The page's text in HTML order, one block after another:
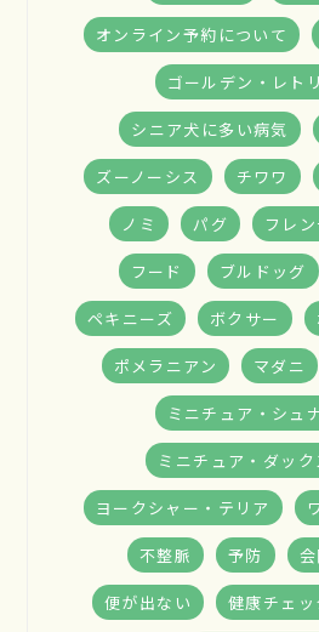
オンライン予約について
ゴールデン・レト
シニア犬に多い病気
ズーノーシス チワワ
ノミ パグ フレ
フード ブルドッグ
ペキニーズ ボクサー
ポメラニアン マダニ
ミニチュア・シュ
ミニチュア・ダック
ヨークシャー・テリア
不整脈 予防
便が出ない 健康チェッ